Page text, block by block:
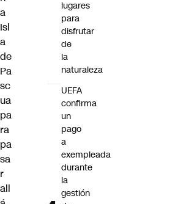
a
Isl
a
de
Pa
sc
ua
pa
ra
pa
sa
r
all
lugares
para
disfrutar
de
la
naturaleza
UEFA
confirma
un
pago
a
exempleada
durante
la
gestión